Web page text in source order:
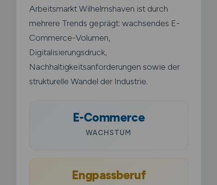
Arbeitsmarkt Wilhelmshaven ist durch
mehrere Trends geprägt: wachsendes E-
Commerce-Volumen,
Digitalisierungsdruck,
Nachhaltigkeitsanforderungen sowie der
strukturelle Wandel der Industrie.
E-Commerce
WACHSTUM
Engpassberuf